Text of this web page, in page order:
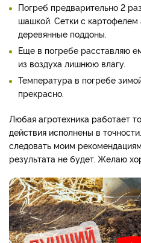
Погреб предварительно 2
шашкой. Сетки с
деревянные поддоны.
Еще в погребе расставляю
из воздуха лишнюю влагу.
Температура в погребе
прекрасно.
Любая агротехника работает
действия исполнены в
следовать моим
результата не будет. Желаю